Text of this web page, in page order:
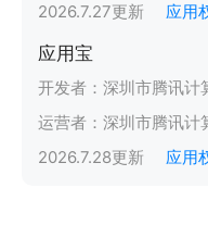
2026.7.27更新 应用
应用宝
开发者： 深圳市腾讯计
运营者： 深圳市腾讯计
2026.7.28更新 应用